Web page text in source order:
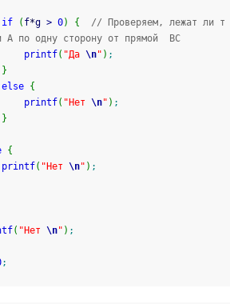
if
( f*g > 0) {
// Проверяем, лежат ли т
по одну сторону от прямой  BC
printf( "Да \n" ) ;
}
else {
printf( "Нет \n" ) ;
}
{
printf( "Нет \n" ) ;
( "Нет \n" ) ;
;